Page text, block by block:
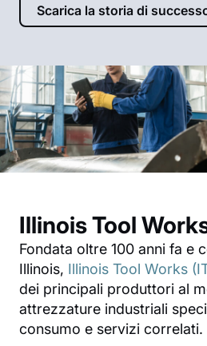
Scarica la storia di
Illinois Tool
Fondata oltre 100 anni fa e
Illinois, Illinois Tool Works
dei principali produttori al
attrezzature industriali
consumo e servizi correlati.